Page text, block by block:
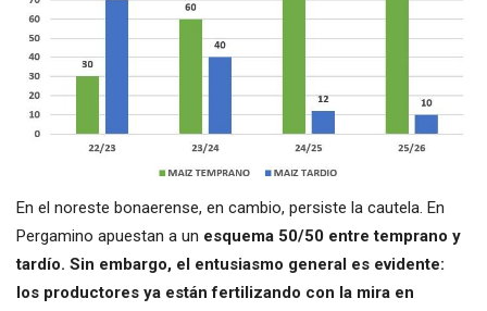
En el noreste bonaerense, en cambio, persiste la cautela. En
Pergamino apuestan a un esquema 50/50 entre temprano y
tardío. Sin embargo, el entusiasmo general es evidente:
los productores ya están fertilizando con la mira en